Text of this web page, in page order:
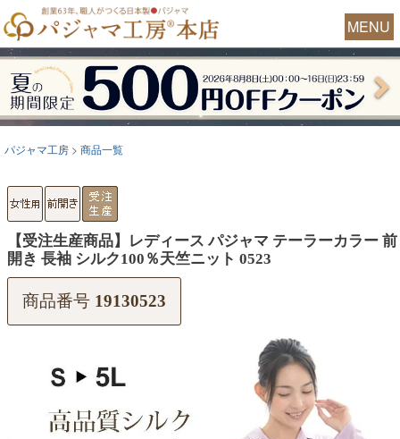
MENU
パジャマ工房 商品一覧
【受注生産商品】レディース パジャマ テーラーカラー 前
開き 長袖 シルク100％天竺ニット 0523
商品番号 19130523